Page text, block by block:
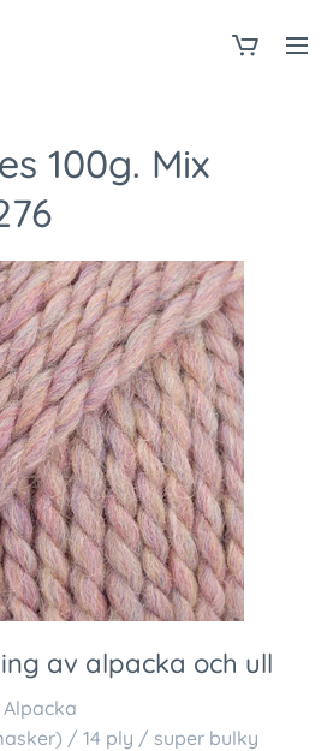
100g. Mix
av alpacka och ull
Alpacka
/ 14 ply / super bulky